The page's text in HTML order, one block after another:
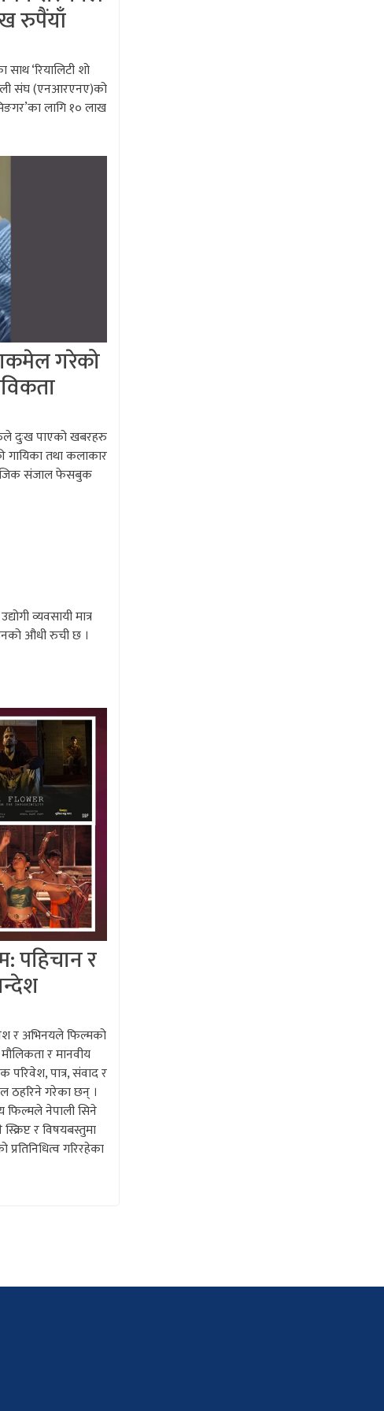
रुपैंयाँ
‘रियालिटी शो
संघ (एनआरएनए)को
लागि १० लाख
गरेको
दुःख पाएको खबरहरु
तथा कलाकार
संजाल फेसबुक
व्यवसायी मात्र
औधी रुची छ ।
पहिचान र
र अभिनयले फिल्मको
र मानवीय
परिवेश, पात्र, संवाद र
ठहरिने गरेका छन् ।
फिल्मले नेपाली सिने
र विषयबस्तुमा
गरिरहेका